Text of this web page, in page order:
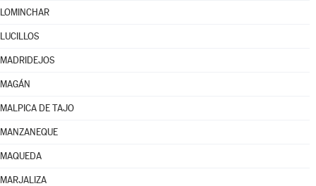
LOMINCHAR
LUCILLOS
MADRIDEJOS
MAGÁN
MALPICA DE TAJO
MANZANEQUE
MAQUEDA
MARJALIZA